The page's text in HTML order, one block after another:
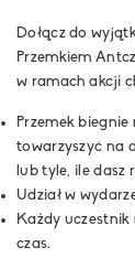
Dołącz do
Przemkiem
w ramach akcji
Przemek biegnie
towarzyszyć na
lub tyle, ile dasz
Udział w
Każdy uczestnik
czas.